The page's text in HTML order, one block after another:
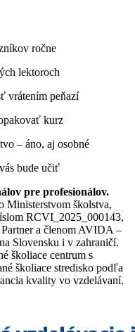
ročne
lektoroch
vrátením peňazí
kurz
– áno, aj osobné
bude učiť
pre profesionálov.
Ministerstvom školstva,
RCVI_2025_000143,
a členom AVIDA –
Slovensku i v zahraničí.​​​​​​​​​​​​​​​​
školiace centrum s
školiace stredisko podľa
kvality vo vzdelávaní.